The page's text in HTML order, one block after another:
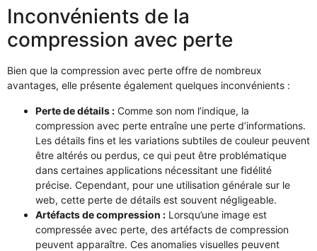
Inconvénients de la
compression avec perte
Bien que la compression avec perte offre de nombreux
avantages, elle présente également quelques inconvénients :
Perte de détails : Comme son nom l’indique, la
compression avec perte entraîne une perte d’informations.
Les détails fins et les variations subtiles de couleur peuvent
être altérés ou perdus, ce qui peut être problématique
dans certaines applications nécessitant une fidélité
précise. Cependant, pour une utilisation générale sur le
web, cette perte de détails est souvent négligeable.
Artéfacts de compression : Lorsqu’une image est
compressée avec perte, des artéfacts de compression
peuvent apparaître. Ces anomalies visuelles peuvent